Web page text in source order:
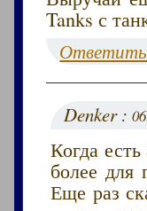
Tanks с
Ответить
Denker :
Когда
более для
Еще раз